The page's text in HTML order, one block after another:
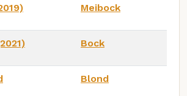
Meibock
Bock
Blond